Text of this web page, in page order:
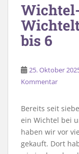
bis 6
25. Oktober
Kommentar
Bereits seit
ein Wichtel bei
haben wir vor
gekauft. Dort